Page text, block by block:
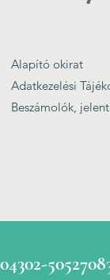
Alapító okirat
Adatkezelési
Beszámolók,